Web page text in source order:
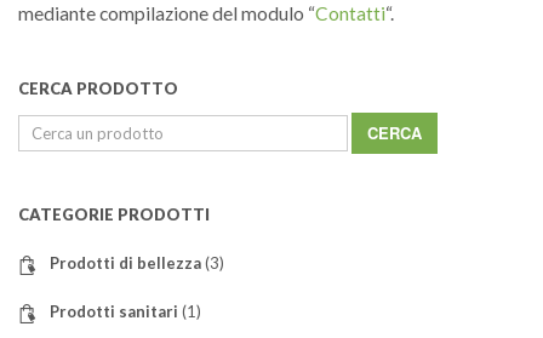
mediante compilazione del modulo “Contatti“.
CERCA PRODOTTO
Cerca:
CATEGORIE PRODOTTI
Prodotti di bellezza(3)
Prodotti sanitari (1)